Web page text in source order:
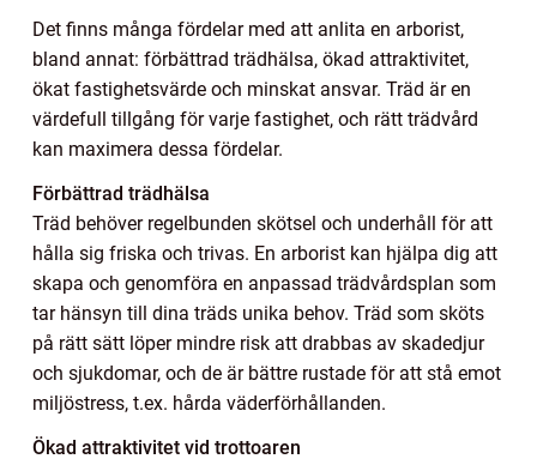
Det finns många fördelar med att anlita en arborist,
bland annat: förbättrad trädhälsa, ökad attraktivitet,
ökat fastighetsvärde och minskat ansvar. Träd är en
värdefull tillgång för varje fastighet, och rätt trädvård
kan maximera dessa fördelar.
Förbättrad trädhälsa
Träd behöver regelbunden skötsel och underhåll för att
hålla sig friska och trivas. En arborist kan hjälpa dig att
skapa och genomföra en anpassad trädvårdsplan som
tar hänsyn till dina träds unika behov. Träd som sköts
på rätt sätt löper mindre risk att drabbas av skadedjur
och sjukdomar, och de är bättre rustade för att stå emot
miljöstress, t.ex. hårda väderförhållanden.
Ökad attraktivitet vid trottoaren